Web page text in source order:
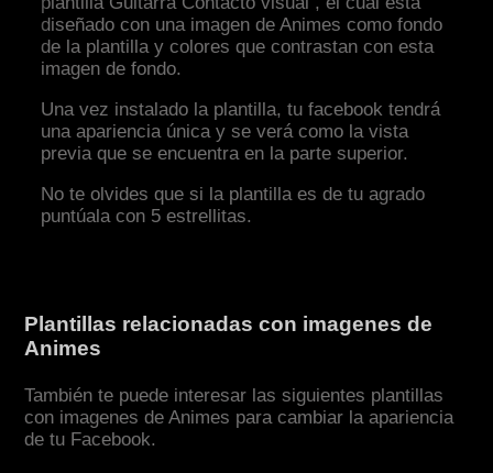
diseñado con una imagen de Animes como fondo
de la plantilla y colores que contrastan con esta
imagen de fondo.
Una vez instalado la plantilla, tu facebook tendrá
una apariencia única y se verá como la vista
previa que se encuentra en la parte superior.
No te olvides que si la plantilla es de tu agrado
puntúala con 5 estrellitas.
Plantillas relacionadas con imagenes de
Animes
También te puede interesar las siguientes plantillas
con imagenes de Animes para cambiar la apariencia
de tu Facebook.